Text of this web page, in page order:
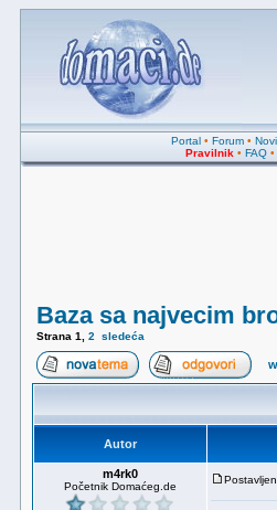
Portal• Forum•
Pravilnik • FAQ •
Baza sa najvecim
Strana 1 2 sledeća
Autor
m4rk0
Početnik Domaćeg.de